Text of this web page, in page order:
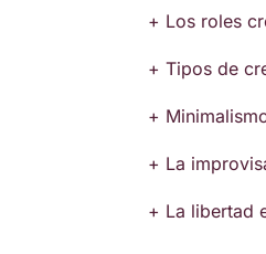
+ Los roles
+ Tipos de
+
+ La
+ La libertad